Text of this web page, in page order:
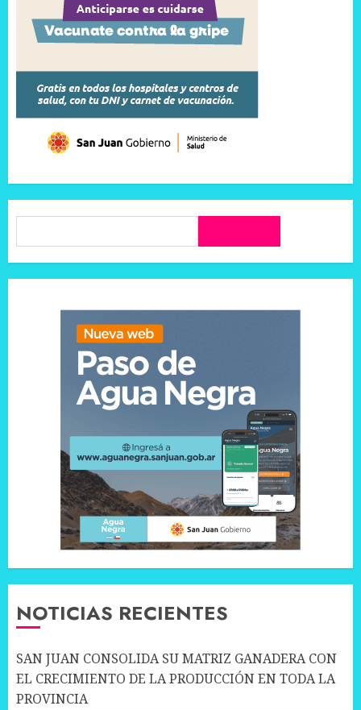
NOTICIAS RECIENTES
SAN JUAN CONSOLIDA SU MATRIZ GANADERA CON
EL CRECIMIENTO DE LA PRODUCCIÓN EN TODA LA
PROVINCIA